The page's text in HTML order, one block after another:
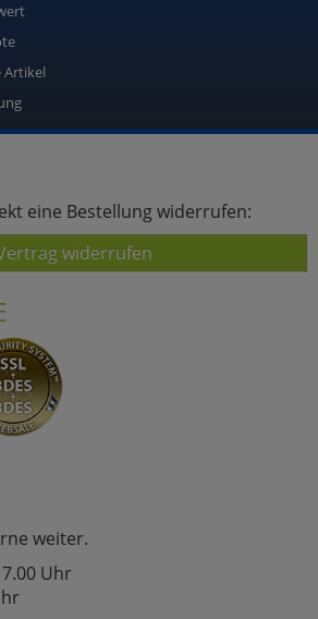
Artikel
eine Bestellung widerrufen:
widerrufen
weiter.
Uhr